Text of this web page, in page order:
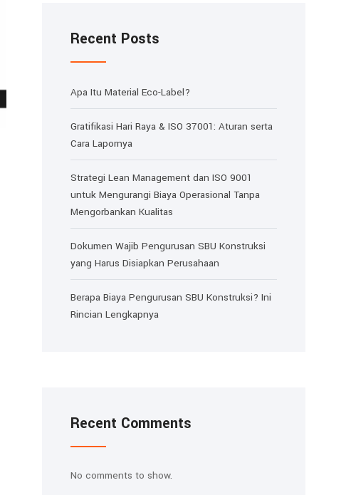
Recent Posts
Apa Itu Material Eco-Label?
Gratifikasi Hari Raya & ISO 37001: Aturan serta
Cara Lapornya
Strategi Lean Management dan ISO 9001
untuk Mengurangi Biaya Operasional Tanpa
Mengorbankan Kualitas
Dokumen Wajib Pengurusan SBU Konstruksi
yang Harus Disiapkan Perusahaan
Berapa Biaya Pengurusan SBU Konstruksi? Ini
Rincian Lengkapnya
Recent Comments
No comments to show.